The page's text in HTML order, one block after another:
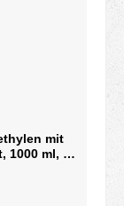
mit
1000 ml, 1